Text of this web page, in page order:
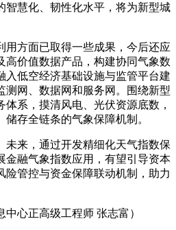
智慧化、韧性化水平，将为新型城
方面已取得一些成果，今后还应
高价值数据产品，构建协同气象数
入低空经济基础设施与监管平台建
测网、数据网和服务网。围绕新型
系，摸清风电、光伏资源底数，
存全链条的气象保障机制。
来，通过开发精细化天气指数保
金融气象指数应用，有望引导资本
险管控与资金保障联动机制，助力
心正高级工程师 张志富）